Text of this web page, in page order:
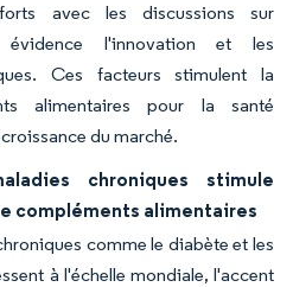
avec les discussions sur
l'innovation et les
Ces facteurs stimulent la
alimentaires pour la santé
du marché.
chroniques stimule
compléments alimentaires
comme le diabète et les
à l'échelle mondiale, l'accent